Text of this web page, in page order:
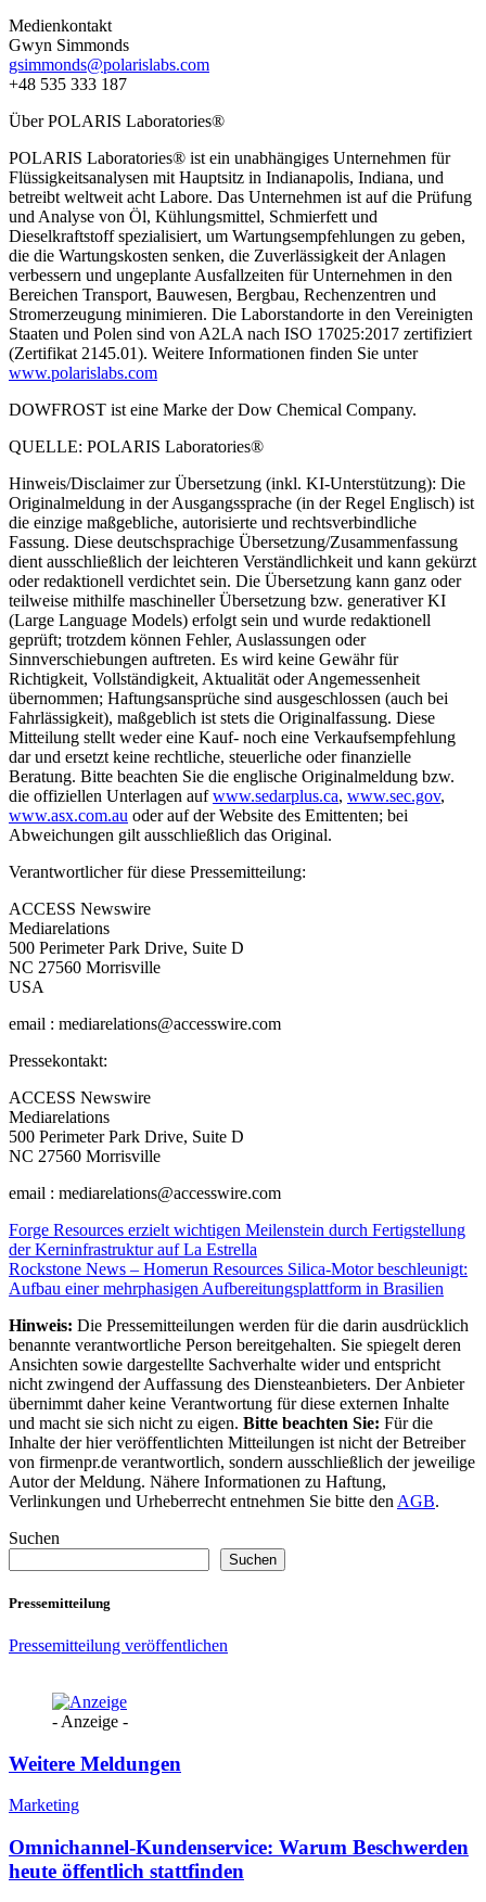
Medienkontakt
Gwyn Simmonds
gsimmonds@polarislabs.com
+48 535 333 187
Über POLARIS Laboratories®
POLARIS Laboratories® ist ein unabhängiges Unternehmen für
Flüssigkeitsanalysen mit Hauptsitz in Indianapolis, Indiana, und
betreibt weltweit acht Labore. Das Unternehmen ist auf die Prüfung
und Analyse von Öl, Kühlungsmittel, Schmierfett und
Dieselkraftstoff spezialisiert, um Wartungsempfehlungen zu geben,
die die Wartungskosten senken, die Zuverlässigkeit der Anlagen
verbessern und ungeplante Ausfallzeiten für Unternehmen in den
Bereichen Transport, Bauwesen, Bergbau, Rechenzentren und
Stromerzeugung minimieren. Die Laborstandorte in den Vereinigten
Staaten und Polen sind von A2LA nach ISO 17025:2017 zertifiziert
(Zertifikat 2145.01). Weitere Informationen finden Sie unter
www.polarislabs.com
DOWFROST ist eine Marke der Dow Chemical Company.
QUELLE: POLARIS Laboratories®
Hinweis/Disclaimer zur Übersetzung (inkl. KI-Unterstützung): Die
Originalmeldung in der Ausgangssprache (in der Regel Englisch) ist
die einzige maßgebliche, autorisierte und rechtsverbindliche
Fassung. Diese deutschsprachige Übersetzung/Zusammenfassung
dient ausschließlich der leichteren Verständlichkeit und kann gekürzt
oder redaktionell verdichtet sein. Die Übersetzung kann ganz oder
teilweise mithilfe maschineller Übersetzung bzw. generativer KI
(Large Language Models) erfolgt sein und wurde redaktionell
geprüft; trotzdem können Fehler, Auslassungen oder
Sinnverschiebungen auftreten. Es wird keine Gewähr für
Richtigkeit, Vollständigkeit, Aktualität oder Angemessenheit
übernommen; Haftungsansprüche sind ausgeschlossen (auch bei
Fahrlässigkeit), maßgeblich ist stets die Originalfassung. Diese
Mitteilung stellt weder eine Kauf- noch eine Verkaufsempfehlung
dar und ersetzt keine rechtliche, steuerliche oder finanzielle
Beratung. Bitte beachten Sie die englische Originalmeldung bzw.
die offiziellen Unterlagen aufwww.sedarplus.ca, www.sec.gov,
www.asx.com.au oder auf der Website des Emittenten; bei
Abweichungen gilt ausschließlich das Original.
Verantwortlicher für diese Pressemitteilung:
ACCESS Newswire
Mediarelations
500 Perimeter Park Drive, Suite D
NC 27560 Morrisville
USA
email : mediarelations@accesswire.com
Pressekontakt:
ACCESS Newswire
Mediarelations
500 Perimeter Park Drive, Suite D
NC 27560 Morrisville
email : mediarelations@accesswire.com
Beitragsnavigation
Forge Resources erzielt wichtigen Meilenstein durch Fertigstellung
der Kerninfrastruktur auf La Estrella
Rockstone News – Homerun Resources Silica-Motor beschleunigt:
Aufbau einer mehrphasigen Aufbereitungsplattform in Brasilien
Hinweis: Die Pressemitteilungen werden für die darin ausdrücklich
benannte verantwortliche Person bereitgehalten. Sie spiegelt deren
Ansichten sowie dargestellte Sachverhalte wider und entspricht
nicht zwingend der Auffassung des Diensteanbieters. Der Anbieter
übernimmt daher keine Verantwortung für diese externen Inhalte
und macht sie sich nicht zu eigen. Bitte beachten Sie: Für die
Inhalte der hier veröffentlichten Mitteilungen ist nicht der Betreiber
von firmenpr.de verantwortlich, sondern ausschließlich der jeweilige
Autor der Meldung. Nähere Informationen zu Haftung,
Verlinkungen und Urheberrecht entnehmen Sie bitte den AGB.
Suchen
Suchen
Pressemitteilung
Pressemitteilung veröffentlichen
- Anzeige -
Weitere Meldungen
Marketing
Omnichannel-Kundenservice: Warum Beschwerden
heute öffentlich stattfinden